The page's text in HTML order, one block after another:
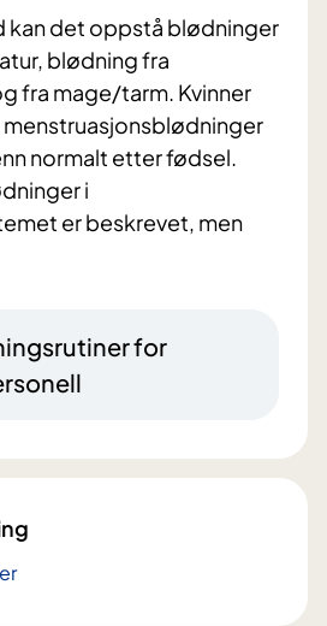
kan det oppstå blødninger
blødning fra
fra mage/tarm. Kvinner
normalt etter fødsel.
i
er beskrevet, men
for